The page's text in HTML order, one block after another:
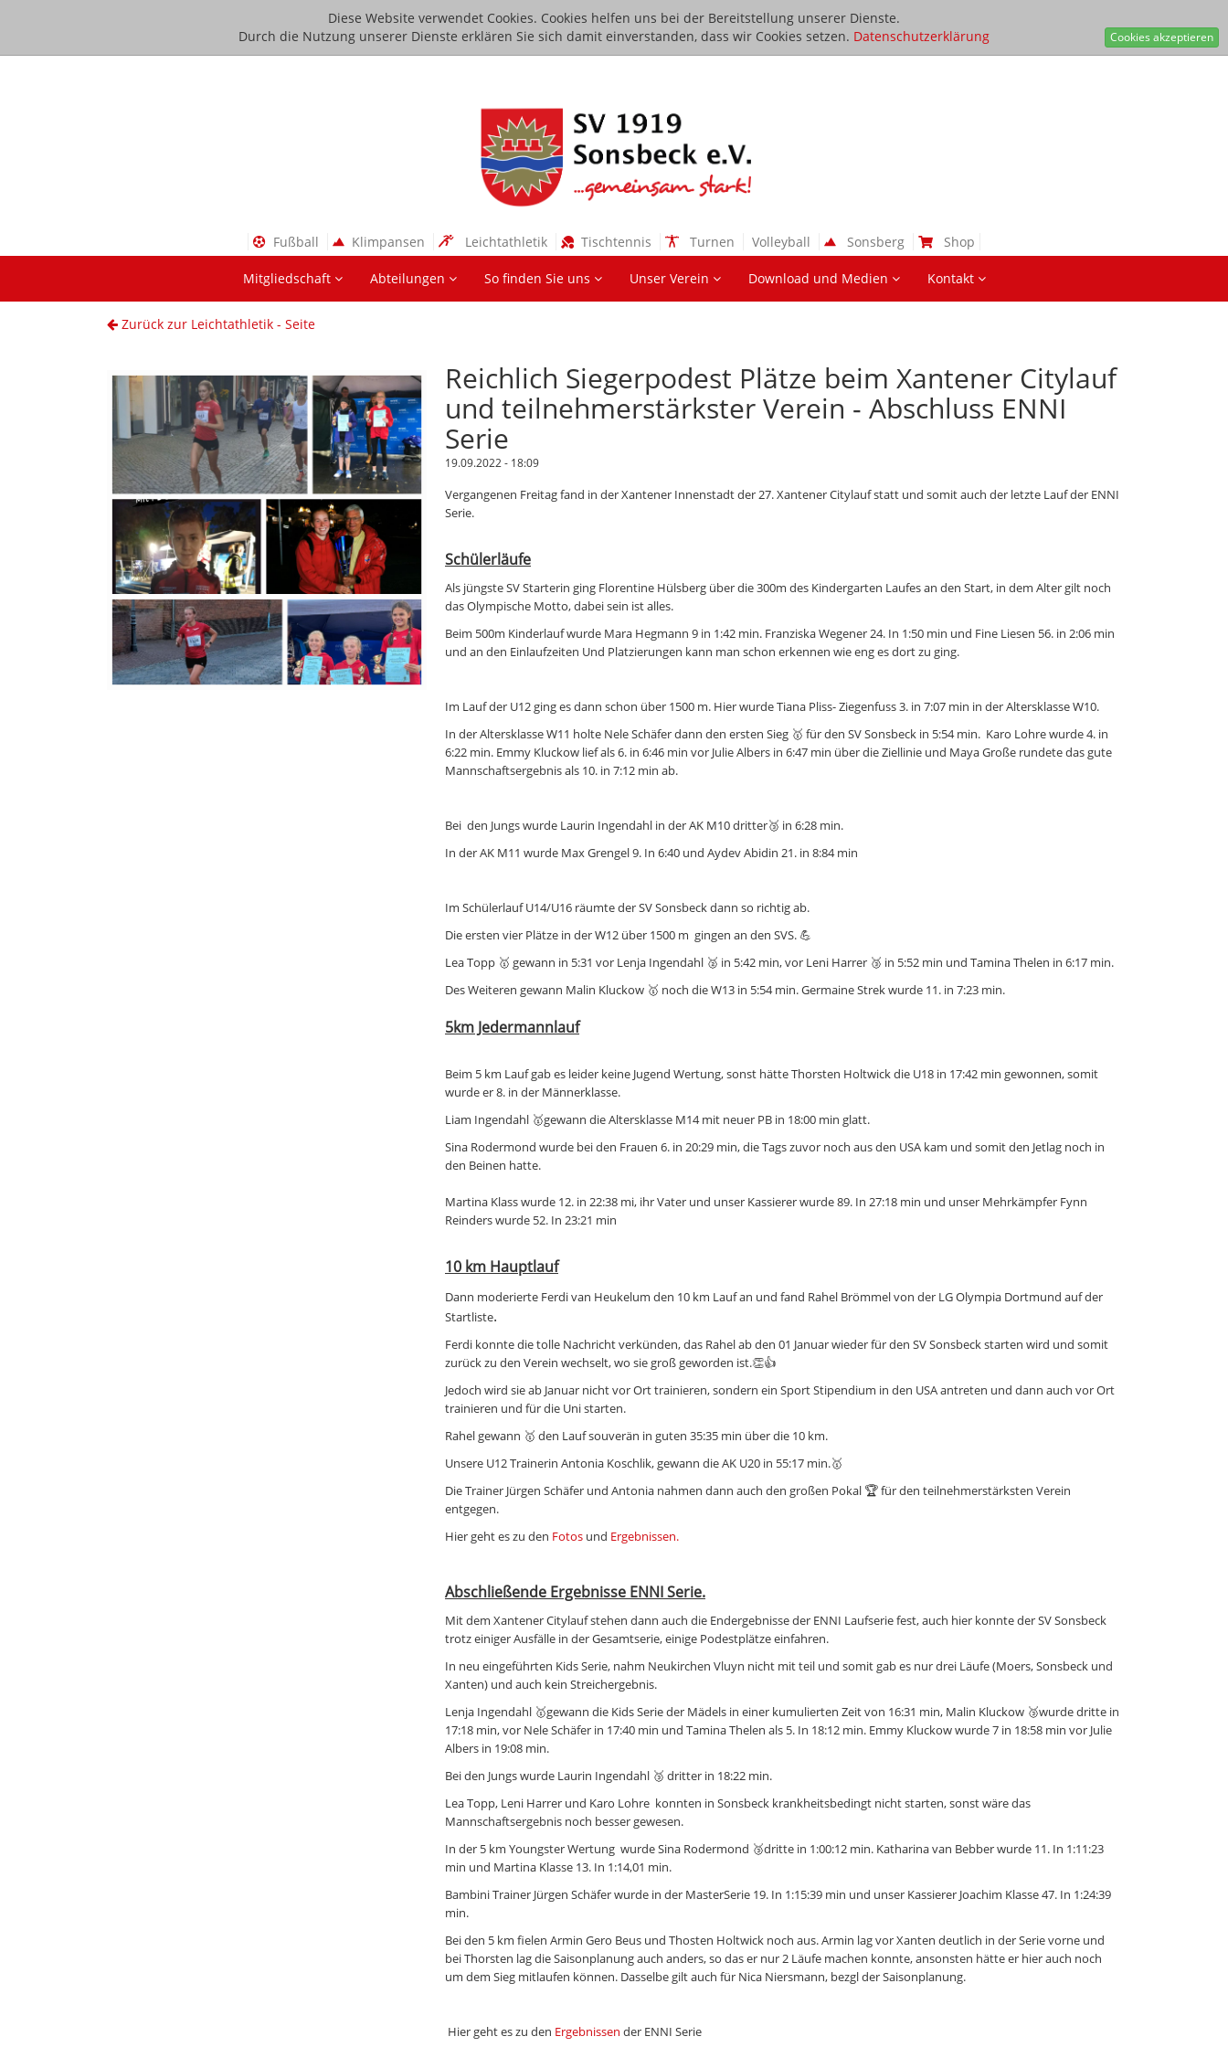
Diese Website verwendet Cookies. Cookies helfen uns bei der Bereitstellung unserer Dienste.
Durch die Nutzung unserer Dienste erklären Sie sich damit einverstanden, dass wir Cookies setzen. Datenschutzerklärung Cookies akzeptieren
Fußball Klimpansen Leichtathletik Tischtennis Turnen Volleyball Sonsberg Shop
Mitgliedschaft Abteilungen So finden Sie uns Unser Verein Download und Medien Kontakt
Zurück zur Leichtathletik - Seite
Reichlich Siegerpodest Plätze beim Xantener Citylauf
und teilnehmerstärkster Verein - Abschluss ENNI
Serie
19.09.2022 - 18:09
Vergangenen Freitag fand in der Xantener Innenstadt der 27. Xantener Citylauf statt und somit auch der letzte Lauf der ENNI
Serie.
Schülerläufe
Als jüngste SV Starterin ging Florentine Hülsberg über die 300m des Kindergarten Laufes an den Start, in dem Alter gilt noch
das Olympische Motto, dabei sein ist alles.
Beim 500m Kinderlauf wurde Mara Hegmann 9 in 1:42 min. Franziska Wegener 24. In 1:50 min und Fine Liesen 56. in 2:06 min
und an den Einlaufzeiten Und Platzierungen kann man schon erkennen wie eng es dort zu ging.
Im Lauf der U12 ging es dann schon über 1500 m. Hier wurde Tiana Pliss- Ziegenfuss 3. in 7:07 min in der Altersklasse W10.
In der Altersklasse W11 holte Nele Schäfer dann den ersten Sieg 🥇 für den SV Sonsbeck in 5:54 min. Karo Lohre wurde 4. in
6:22 min. Emmy Kluckow lief als 6. in 6:46 min vor Julie Albers in 6:47 min über die Ziellinie und Maya Große rundete das gute
Mannschaftsergebnis als 10. in 7:12 min ab.
Bei den Jungs wurde Laurin Ingendahl in der AK M10 dritter🥉 in 6:28 min.
In der AK M11 wurde Max Grengel 9. In 6:40 und Aydev Abidin 21. in 8:84 min
Im Schülerlauf U14/U16 räumte der SV Sonsbeck dann so richtig ab.
Die ersten vier Plätze in der W12 über 1500 m gingen an den SVS. 💪
Lea Topp 🥇 gewann in 5:31 vor Lenja Ingendahl 🥈 in 5:42 min, vor Leni Harrer 🥉 in 5:52 min und Tamina Thelen in 6:17 min.
Des Weiteren gewann Malin Kluckow 🥇 noch die W13 in 5:54 min. Germaine Strek wurde 11. in 7:23 min.
5km Jedermannlauf
Beim 5 km Lauf gab es leider keine Jugend Wertung, sonst hätte Thorsten Holtwick die U18 in 17:42 min gewonnen, somit
wurde er 8. in der Männerklasse.
Liam Ingendahl 🥇gewann die Altersklasse M14 mit neuer PB in 18:00 min glatt.
Sina Rodermond wurde bei den Frauen 6. in 20:29 min, die Tags zuvor noch aus den USA kam und somit den Jetlag noch in
den Beinen hatte.
Martina Klass wurde 12. in 22:38 mi, ihr Vater und unser Kassierer wurde 89. In 27:18 min und unser Mehrkämpfer Fynn
Reinders wurde 52. In 23:21 min
10 km Hauptlauf
Dann moderierte Ferdi van Heukelum den 10 km Lauf an und fand Rahel Brömmel von der LG Olympia Dortmund auf der
Startliste.
Ferdi konnte die tolle Nachricht verkünden, das Rahel ab den 01 Januar wieder für den SV Sonsbeck starten wird und somit
zurück zu den Verein wechselt, wo sie groß geworden ist.👏👍
Jedoch wird sie ab Januar nicht vor Ort trainieren, sondern ein Sport Stipendium in den USA antreten und dann auch vor Ort
trainieren und für die Uni starten.
Rahel gewann 🥇 den Lauf souverän in guten 35:35 min über die 10 km.
Unsere U12 Trainerin Antonia Koschlik, gewann die AK U20 in 55:17 min.🥇
Die Trainer Jürgen Schäfer und Antonia nahmen dann auch den großen Pokal 🏆 für den teilnehmerstärksten Verein
entgegen.
Hier geht es zu den Fotos und Ergebnissen.
Abschließende Ergebnisse ENNI Serie.
Mit dem Xantener Citylauf stehen dann auch die Endergebnisse der ENNI Laufserie fest, auch hier konnte der SV Sonsbeck
trotz einiger Ausfälle in der Gesamtserie, einige Podestplätze einfahren.
In neu eingeführten Kids Serie, nahm Neukirchen Vluyn nicht mit teil und somit gab es nur drei Läufe (Moers, Sonsbeck und
Xanten) und auch kein Streichergebnis.
Lenja Ingendahl 🥇gewann die Kids Serie der Mädels in einer kumulierten Zeit von 16:31 min, Malin Kluckow 🥉wurde dritte in
17:18 min, vor Nele Schäfer in 17:40 min und Tamina Thelen als 5. In 18:12 min. Emmy Kluckow wurde 7 in 18:58 min vor Julie
Albers in 19:08 min.
Bei den Jungs wurde Laurin Ingendahl 🥉 dritter in 18:22 min.
Lea Topp, Leni Harrer und Karo Lohre konnten in Sonsbeck krankheitsbedingt nicht starten, sonst wäre das
Mannschaftsergebnis noch besser gewesen.
In der 5 km Youngster Wertung wurde Sina Rodermond 🥉dritte in 1:00:12 min. Katharina van Bebber wurde 11. In 1:11:23
min und Martina Klasse 13. In 1:14,01 min.
Bambini Trainer Jürgen Schäfer wurde in der MasterSerie 19. In 1:15:39 min und unser Kassierer Joachim Klasse 47. In 1:24:39
min.
Bei den 5 km fielen Armin Gero Beus und Thosten Holtwick noch aus. Armin lag vor Xanten deutlich in der Serie vorne und
bei Thorsten lag die Saisonplanung auch anders, so das er nur 2 Läufe machen konnte, ansonsten hätte er hier auch noch
um dem Sieg mitlaufen können. Dasselbe gilt auch für Nica Niersmann, bezgl der Saisonplanung.
Hier geht es zu den Ergebnissen der ENNI Serie